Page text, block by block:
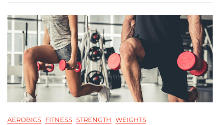
AEROBICS FITNESS STRENGTH WEIGHTS